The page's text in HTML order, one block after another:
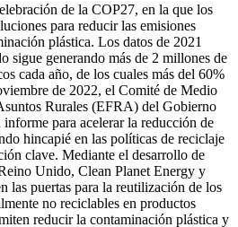
de la COP27, en la que los
para reducir las emisiones
plástica. Los datos de 2021
sigue generando más de 2 millones de
cada año, de los cuales más del 60%
de 2022, el Comité de Medio
Rurales (EFRA) del Gobierno
para acelerar la reducción de
hincapié en las políticas de reciclaje
clave. Mediante el desarrollo de
Unido, Clean Planet Energy y
las puertas para la reutilización de los
no reciclables en productos
reducir la contaminación plástica y